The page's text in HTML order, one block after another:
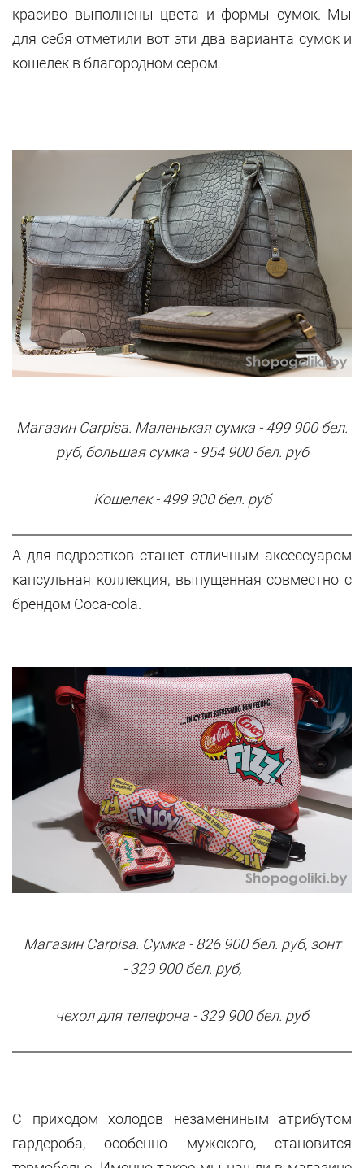
красиво выполнены цвета и формы сумок. Мы
для себя отметили вот эти два варианта сумок и
кошелек в благородном сером.
Магазин Carpisa. Маленькая сумка - 499 900 бел.
руб, большаясумка - 954 900 бел. руб
Кошелек - 499 900 бел. руб
А для подростков станет отличным аксессуаром
капсульная коллекция, выпущенная совместно с
брендом Coca-cola.
Магазин Carpisa. Сумка - 826 900 бел. руб, зонт
- 329 900 бел. руб,
чехол для телефона - 329 900 бел. руб
С приходом холодов незамениным атрибутом
гардероба, особенно мужского, становится